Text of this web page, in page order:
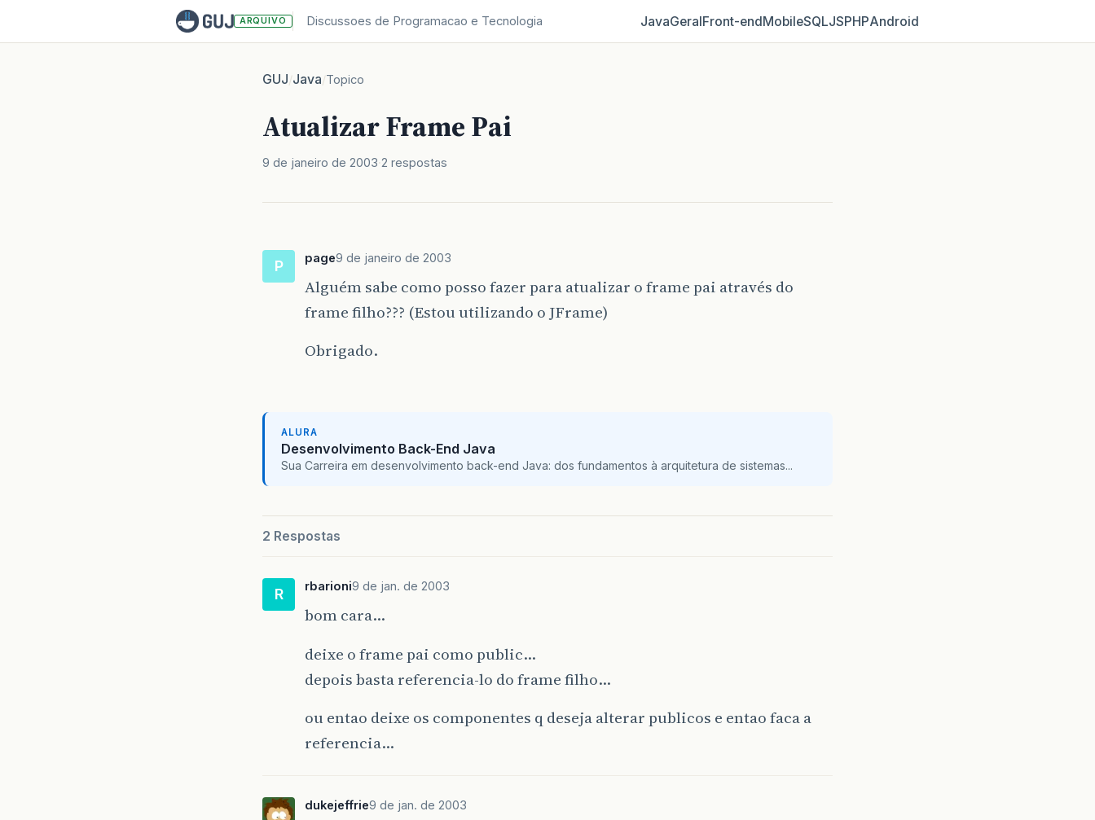
ARQUIVO Discussoes de Programacao e Tecnologia JavaGeralFront‑endMobileSQLJSPHPAndroid
GUJ/Java/Topico
Atualizar Frame Pai
9 de janeiro de 2003 2 respostas
P page9 de janeiro de 2003
Alguém sabe como posso fazer para atualizar o frame pai através do
frame filho??? (Estou utilizando o JFrame)
Obrigado.
ALURA
Desenvolvimento Back-End Java
Sua Carreira em desenvolvimento back-end Java: dos fundamentos à arquitetura de sistemas...
2 Respostas
R rbarioni9 de jan. de 2003
bom cara…
deixe o frame pai como public…
depois basta referencia-lo do frame filho…
ou entao deixe os componentes q deseja alterar publicos e entao faca a
referencia…
dukejeffrie9 de jan. de 2003